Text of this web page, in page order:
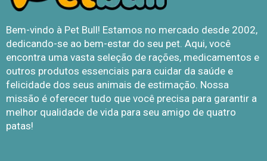
Bem-vindo à Pet Bull! Estamos no mercado desde 2002,
dedicando-se ao bem-estar do seu pet. Aqui, você
encontra uma vasta seleção de rações, medicamentos e
outros produtos essenciais para cuidar da saúde e
felicidade dos seus animais de estimação. Nossa
missão é oferecer tudo que você precisa para garantir a
melhor qualidade de vida para seu amigo de quatro
patas!